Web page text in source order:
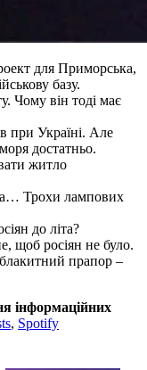
для Приморська,
базу.
Чому він тоді має
при Україні. Але
достатньо.
житло
Трохи лампових
до літа?
щоб росіян не було.
прапор –
інформаційних
, Spotify